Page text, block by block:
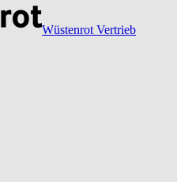
Wüstenrot Vertrieb